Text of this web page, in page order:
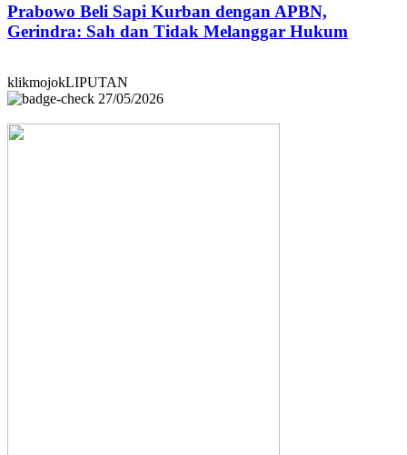
Prabowo Beli Sapi Kurban dengan APBN,
Gerindra: Sah dan Tidak Melanggar Hukum
klikmojokLIPUTAN
27/05/2026